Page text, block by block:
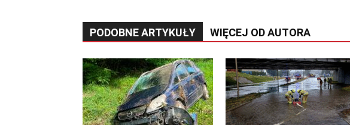
PODOBNE ARTYKUŁY WIĘCEJ OD AUTORA